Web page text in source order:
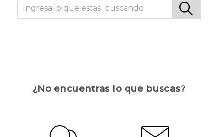
¿No encuentras lo que buscas?